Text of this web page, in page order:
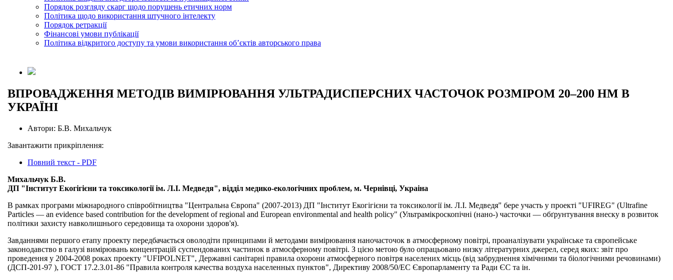
Порядок розгляду скарг щодо порушень етичних норм
Політика щодо використання штучного інтелекту
Порядок ретракції
Фінансові умови публікації
Політика відкритого доступу та умови використання обʼєктів авторського права
ВПРОВАДЖЕННЯ МЕТОДІВ ВИМІРЮВАННЯ УЛЬТРАДИСПЕРСНИХ ЧАСТОЧОК РОЗМІРОМ 20–200 НМ В
УКРАЇНІ
Автори: Б.В. Михальчук
Завантажити прикріплення:
Повний текст - PDF
Михальчук Б.В.
ДП "Інститут Екогігієни та токсикології ім. Л.І. Медведя", відділ медико-екологічних проблем, м. Чернівці, Украіна
В рамках програми міжнародного співробітництва "Центральна Європа" (2007-2013) ДП "Інститут Екогігієни та токсикології ім. Л.І. Медведя" бере участь у проекті "UFIREG" (Ultrafine
Particles — an evidence based contribution for the development of regional and European environmental and health policy" (Ультрамікроскопічні (нано-) часточки — обґрунтування внеску в розвиток
політики захисту навколишнього середовища та охорони здоров'я).
Завданнями першого етапу проекту передбачається оволодіти принципами й методами вимірювання наночасточок в атмосферному повітрі, проаналізувати українське та європейське
законодавство в галузі вимірювань концентрацій суспендованих частинок в атмосферному повітрі. З цією метою було опрацьовано низку літературних джерел, серед яких: звіт про
проведення у 2004-2008 роках проекту "UFIPOLNET", Державні санітарні правила охорони атмосферного повітря населених місць (від забруднення хімічними та біологічними речовинами)
(ДСП-201-97 ), ГОСТ 17.2.3.01-86 "Правила контроля качества воздуха населенных пунктов", Директиву 2008/50/EC Європарламенту та Ради ЄС та ін.